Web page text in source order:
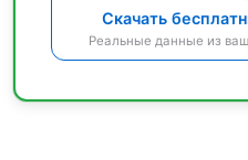
Скачать
Реальные данные из